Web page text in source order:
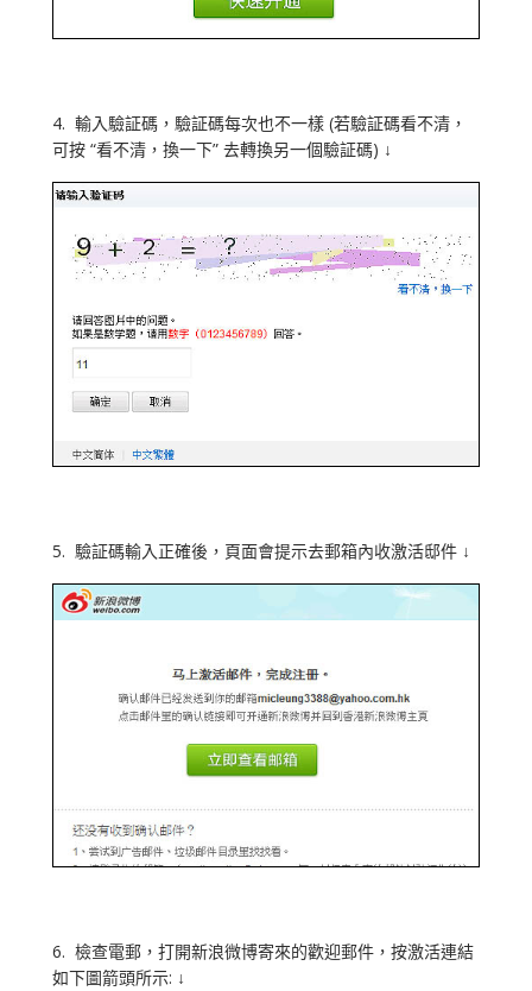
4. 輸入驗証碼，驗証碼每次也不一樣 (若驗証碼看不清，
可按 “看不清，換一下” 去轉換另一個驗証碼) ↓
5. 驗証碼輸入正確後，頁面會提示去郵箱內收激活邸件 ↓
6. 檢查電郵，打開新浪微博寄來的歡迎郵件，按激活連結
如下圖箭頭所示: ↓